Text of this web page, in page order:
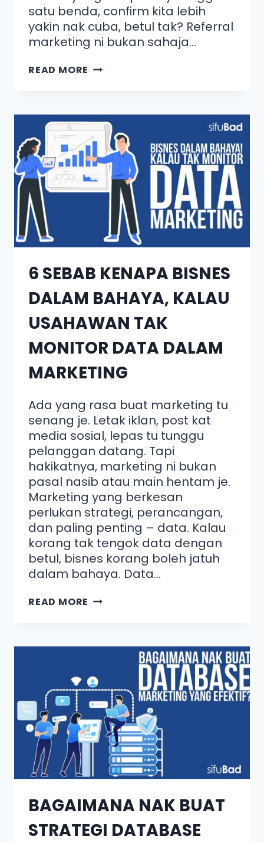
satu benda, confirm kita lebih
yakin nak cuba, betul tak? Referral
marketing ni bukan sahaja…
READ MORE
6 SEBAB KENAPA BISNES
DALAM BAHAYA, KALAU
USAHAWAN TAK
MONITOR DATA DALAM
MARKETING
Ada yang rasa buat marketing tu
senang je. Letak iklan, post kat
media sosial, lepas tu tunggu
pelanggan datang. Tapi
hakikatnya, marketing ni bukan
pasal nasib atau main hentam je.
Marketing yang berkesan
perlukan strategi, perancangan,
dan paling penting – data. Kalau
korang tak tengok data dengan
betul, bisnes korang boleh jatuh
dalam bahaya. Data…
READ MORE
BAGAIMANA NAK BUAT
STRATEGI DATABASE